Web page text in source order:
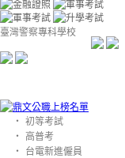
臺灣警察專科學校
‧
初等考試
‧
高普考
‧
台電新進僱員